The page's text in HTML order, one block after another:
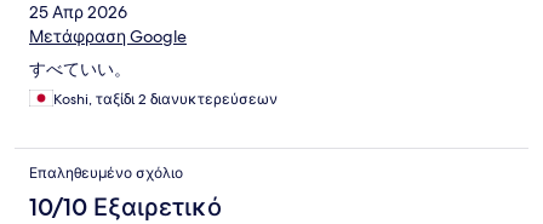
25 Απρ 2026
Μετάφραση Google
すべていい。
Koshi, ταξίδι 2 διανυκτερεύσεων
Επαληθευμένο σχόλιο
10/10 Εξαιρετικό